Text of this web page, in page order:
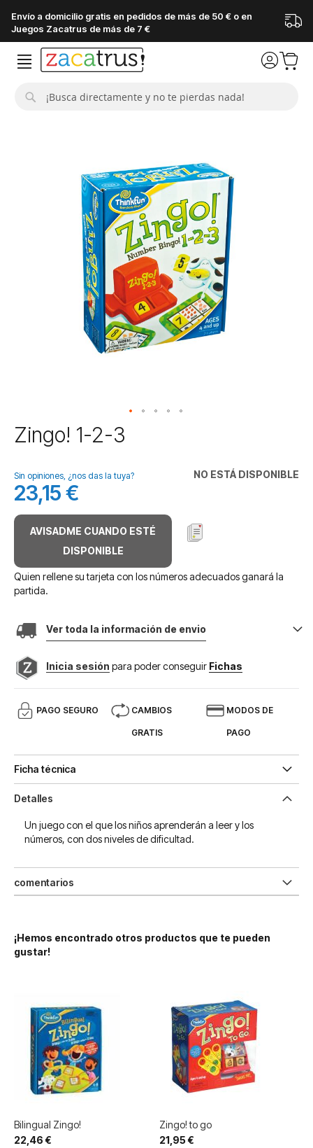
Envío a domicilio gratis en pedidos de más de 50 € o en
Juegos Zacatrus de más de 7 €
Saltar
al
de
la
galería
de
imágenes
Zingo! 1-2-3
NO ESTÁ DISPONIBLE
Sin opiniones, ¿nos das la tuya?
23,15 €
AVISADME CUANDO ESTÉ
DISPONIBLE
Quien rellene su tarjeta con los números adecuados ganará la
partida.
Ver toda la información de envio
Inicia sesión para poder conseguir Fichas
PAGO SEGURO CAMBIOS
GRATIS
MODOS DE
PAGO
Ficha técnica
Detalles
Un juego con el que los niños aprenderán a leer y los
números, con dos niveles de dificultad.
comentarios
¡Hemos encontrado otros productos que te pueden
gustar!
Bilingual Zingo!
22,46 €
Zingo! to go
21,95 €